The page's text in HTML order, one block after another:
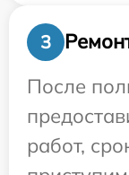
3
После
работ,